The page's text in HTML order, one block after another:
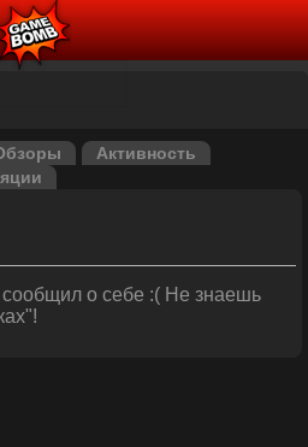
Активность
сообщил о себе :( Не знаешь